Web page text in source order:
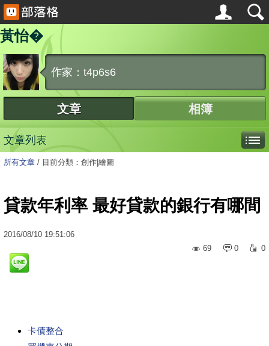
黃怡�
作家：t4p6s6
文章 相簿
文章列表
所有文章 / 目前分類：創作|繪圖
貸款年利率 最好貸款的銀行有哪間
2016/08/10 19:51:06
69
0 0
卡債整合